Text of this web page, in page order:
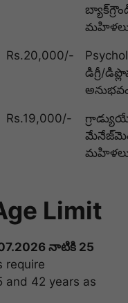
Rs.20,000/-
డిగ్రీ/
Rs.19,000/-
Limit
నాటికి 25
require
and 42 years as